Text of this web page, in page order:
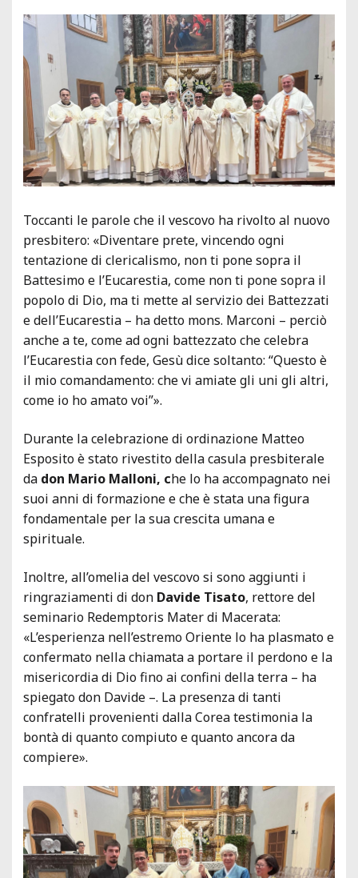
Toccanti le parole che il vescovo ha rivolto al nuovo
presbitero: «Diventare prete, vincendo ogni
tentazione di clericalismo, non ti pone sopra il
Battesimo e l’Eucarestia, come non ti pone sopra il
popolo di Dio, ma ti mette al servizio dei Battezzati
e dell’Eucarestia – ha detto mons. Marconi – perciò
anche a te, come ad ogni battezzato che celebra
l’Eucarestia con fede, Gesù dice soltanto: “Questo è
il mio comandamento: che vi amiate gli uni gli altri,
come io ho amato voi”».
Durante la celebrazione di ordinazione Matteo
Esposito è stato rivestito della casula presbiterale
da don Mario Malloni, che lo ha accompagnato nei
suoi anni di formazione e che è stata una figura
fondamentale per la sua crescita umana e
spirituale.
Inoltre, all’omelia del vescovo si sono aggiunti i
ringraziamenti di don Davide Tisato, rettore del
seminario Redemptoris Mater di Macerata:
«L’esperienza nell’estremo Oriente lo ha plasmato e
confermato nella chiamata a portare il perdono e la
misericordia di Dio fino ai confini della terra – ha
spiegato don Davide –. La presenza di tanti
confratelli provenienti dalla Corea testimonia la
bontà di quanto compiuto e quanto ancora da
compiere».